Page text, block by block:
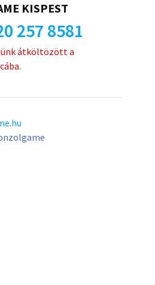
KISPEST
257 8581
átköltözött a